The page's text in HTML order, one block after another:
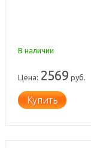
В наличии
Цена: 2569 руб.
Купить